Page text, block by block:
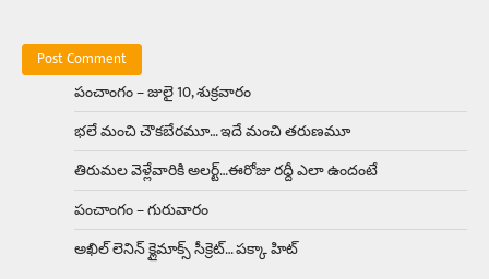
పంచాంగం – జులై 10, శుక్రవారం
భలే మంచి చౌకబేరమూ… ఇదే మంచి తరుణమూ
తిరుమల వెళ్లేవారికి అలర్ట్‌…ఈరోజు రద్దీ ఎలా ఉందంటే
పంచాంగం – గురువారం
అఖిల్‌ లెనిన్ క్లైమాక్స్‌ సీక్రెట్‌… పక్కా హిట్‌
Balachander
ఆదివారం వచ్చిందంటే చాలు సామాన్యుడి నుండి
సాఫ్ట్‌వేర్ ఉద్యోగి వరకు అందరికీ గుర్తొచ్చే మొదటి పని
‘బట్టలు ఉతకడం’. వారం…
Trending
మనసున్న బిచ్చగాడు… సీఎం నిధికి భారీగా
విరాళం